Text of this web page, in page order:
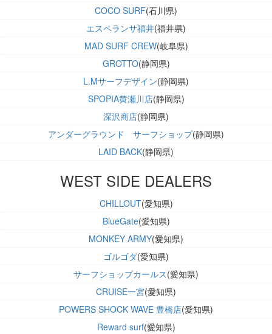
COCO SURF(石川県)
エスペランサ福井(福井県)
MAD SURF CREW(岐阜県)
GROTTO(静岡県)
L.Mサーフデザイン(静岡県)
SPOPIA黄瀬川店(静岡県)
深沢商店(静岡県)
アンダーグラウンド サーフショップ(静岡県)
LAID BACK(静岡県)
WEST SIDE DEALERS
CHILLOUT(愛知県)
BlueGate(愛知県)
MONKEY ARMY(愛知県)
ゴルゴダ(愛知県)
サーフショップカールス(愛知県)
CRUISE一宮(愛知県)
POWERS SHOCK WAVE 豊橋店(愛知県)
Reward surf(愛知県)